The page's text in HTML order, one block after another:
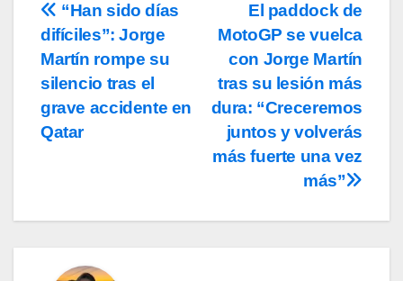
Navegación
de
entradas
El paddock de
MotoGP se vuelca
con Jorge Martín
tras su lesión más
dura: “Creceremos
juntos y volverás
más fuerte una vez
más”
“Han sido días
difíciles”: Jorge
Martín rompe su
silencio tras el
grave accidente en
Qatar